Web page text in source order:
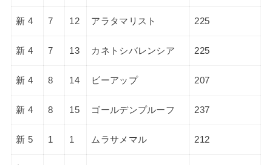
新 4 7 12 アラタマリスト 225
新 4 7 13 カネトシバレンシア 225
新 4 8 14 ビーアップ 207
新 4 8 15 ゴールデンプルーフ 237
新 5 1 1 ムラサメマル 212